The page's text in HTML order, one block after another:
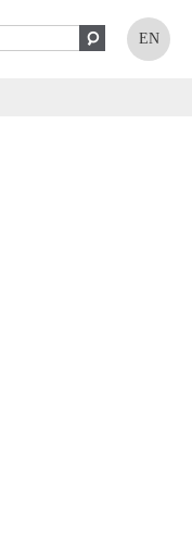
EN